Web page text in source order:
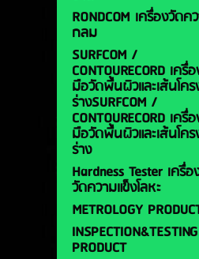
RONDCOM เครื่องวัดค
กลม
SURFCOM /
CONTOURECORD เครื่
มือวัดพื้นผิวและเส้นโคร
ร่างSURFCOM /
CONTOURECORD เครื่
มือวัดพื้นผิวและเส้นโคร
ร่าง
Hardness Tester เครื่อ
วัดความแข็งโลหะ
METROLOGY
INSPECTION&TESTING
PRODUCT